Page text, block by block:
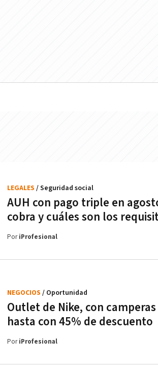
AUH con pago triple en
cobra y cuáles son los
LEGALES / Seguridad social
PoriProfesional
Outlet de Nike, con
hasta con 45% de descuento
NEGOCIOS / Oportunidad
PoriProfesional